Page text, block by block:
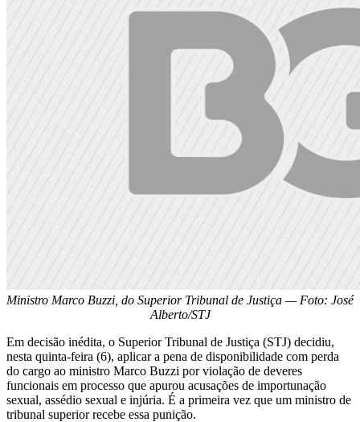
Ministro Marco Buzzi, do Superior Tribunal de Justiça — Foto: José
Alberto/STJ
Em decisão inédita, o Superior Tribunal de Justiça (STJ) decidiu,
nesta quinta-feira (6), aplicar a pena de disponibilidade com perda
do cargo ao ministro Marco Buzzi por violação de deveres
funcionais em processo que apurou acusações de importunação
sexual, assédio sexual e injúria. É a primeira vez que um ministro de
tribunal superior recebe essa punição.